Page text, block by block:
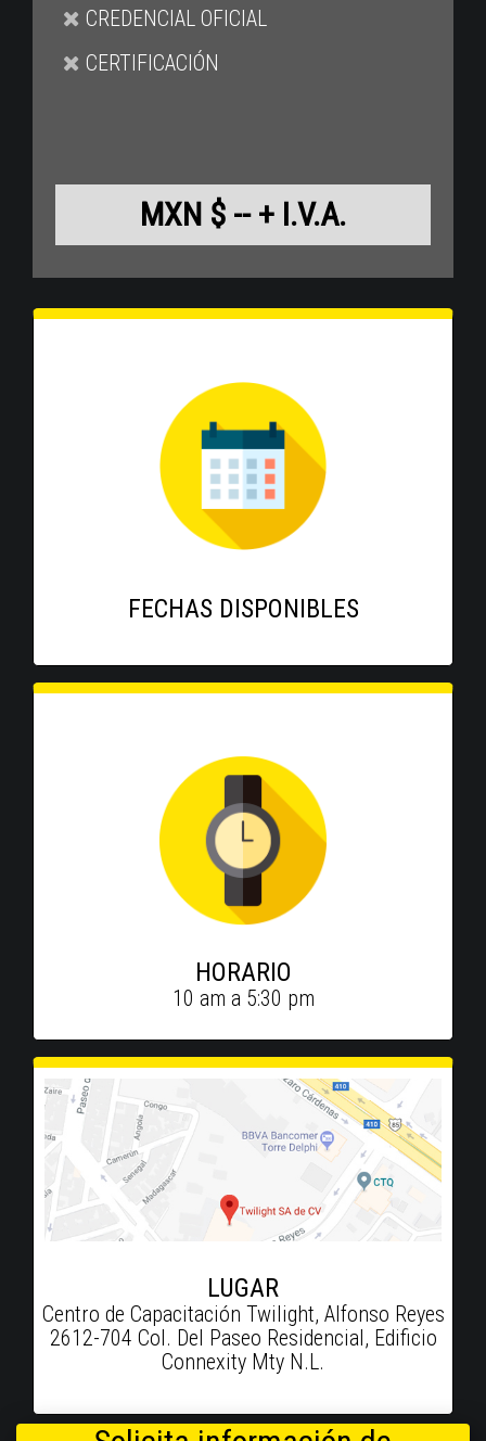
CREDENCIAL OFICIAL
CERTIFICACIÓN
MXN $ -- + I.V.A.
FECHAS DISPONIBLES
HORARIO
10 am a 5:30 pm
LUGAR
Centro de Capacitación Twilight, Alfonso Reyes
2612-704 Col. Del Paseo Residencial, Edificio
Connexity Mty N.L.